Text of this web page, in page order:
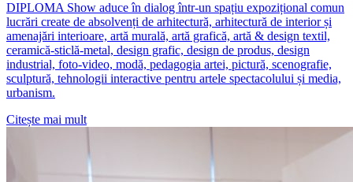
DIPLOMA Show aduce în dialog într-un spațiu expozițional comun
lucrări create de absolvenți de arhitectură, arhitectură de interior și
amenajări interioare, artă murală, artă grafică, artă & design textil,
ceramică-sticlă-metal, design grafic, design de produs, design
industrial, foto-video, modă, pedagogia artei, pictură, scenografie,
sculptură, tehnologii interactive pentru artele spectacolului și media,
urbanism.
Citește mai mult